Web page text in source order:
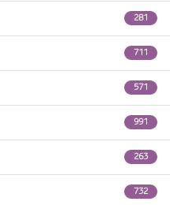
281
711
571
991
263
732